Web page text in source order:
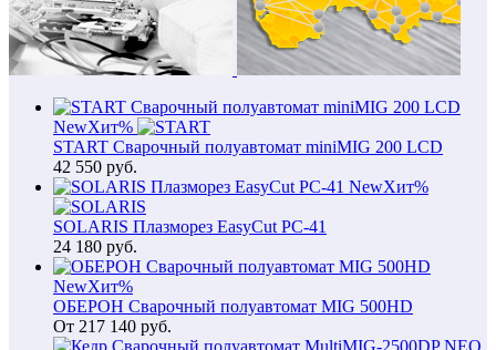
NewХит%
START Сварочный полуавтомат miniMIG 200 LCD
42 550 руб.
NewХит%
SOLARIS Плазморез EasyCut PC-41
24 180 руб.
NewХит%
ОБЕРОН Сварочный полуавтомат MIG 500HD
От 217 140 руб.